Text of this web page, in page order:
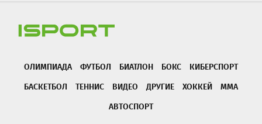
ОЛИМПИАДА ФУТБОЛ БИАТЛОН БОКС
КИБЕРСПОРТ
БАСКЕТБОЛ
ТЕННИС ВИДЕО ДРУГИЕ ХОККЕЙ
ММА
АВТОСПОРТ